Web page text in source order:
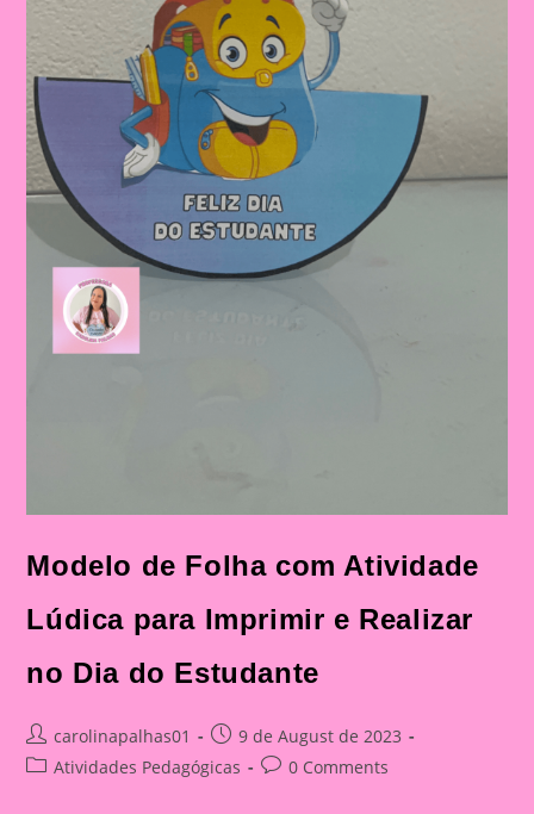
Modelo de Folha com Atividade
Lúdica para Imprimir e Realizar
no Dia do Estudante
Post
author:
carolinapalhas01
Post
published:
9 de August de 2023
PostAtividades Pedagógicas
Post0 Comments